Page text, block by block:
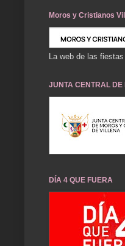
Moros y Cristianos
La web de las fiestas
JUNTA CENTRAL DE
DÍA 4 QUE FUERA